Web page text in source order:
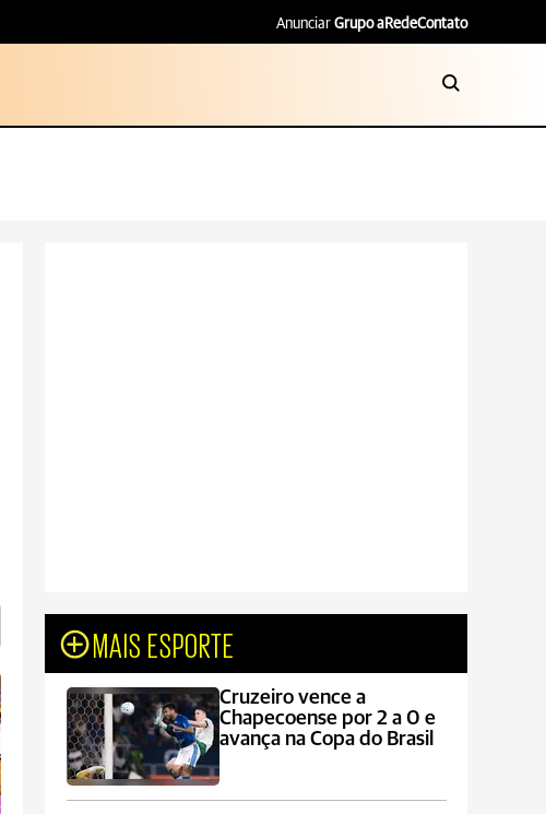
Anunciar Grupo aRedeContato
MAIS ESPORTE
Cruzeiro vence a
Chapecoense por 2 a 0 e
avança na Copa do Brasil